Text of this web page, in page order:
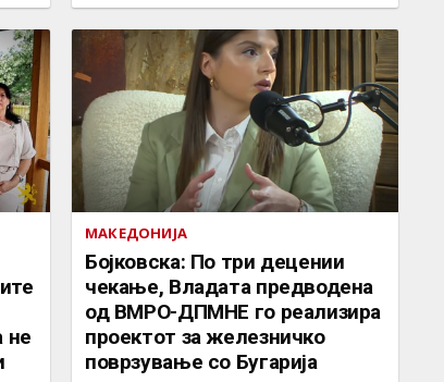
не
МАКЕДОНИЈА
Бојковска: По три децении
чекање, Владата предводена
од ВМРО-ДПМНЕ го реализира
проектот за железничко
поврзување со Бугарија